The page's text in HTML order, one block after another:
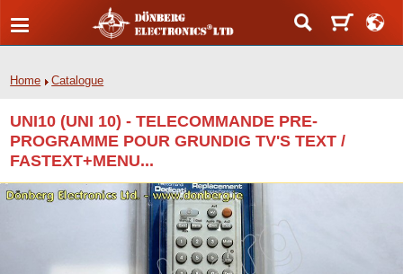
Home Catalogue
UNI10 (UNI 10) - TELECOMMANDE PRE-
PROGRAMME POUR GRUNDIG TV'S TEXT /
FASTEXT+MENU...